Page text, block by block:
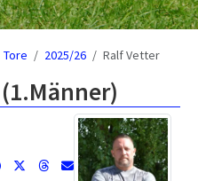
Tore 2025/26 Ralf Vetter